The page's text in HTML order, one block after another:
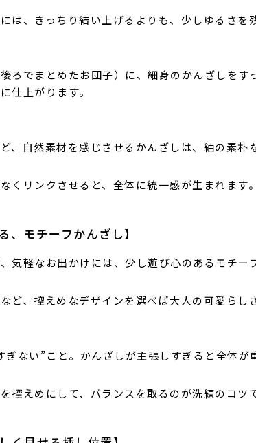
は、きっちり結い上げるよりも、少しゆるさを
ろでまとめたお団子）に、細身のかんざしをす
仕上がります。
、自然素材を感じさせるかんざしは、紬の素朴
くリンクさせると、全体に統一感が生まれます。
、モチーフかんざし】
気軽なお出かけには、少し遊び心のあるモチー
ど、控えめなデザインを選べば大人の可愛らし
ぎない”こと。かんざしが主張しすぎると全体が
控えめにして、バランスを取るのが洗練のコツで